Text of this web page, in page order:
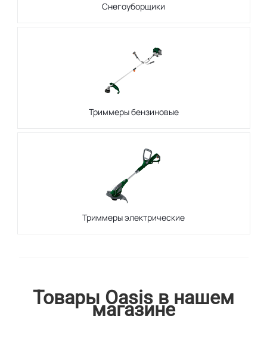
Снегоуборщики
Триммеры бензиновые
Триммеры электрические
Товары Oasis в нашем
магазине